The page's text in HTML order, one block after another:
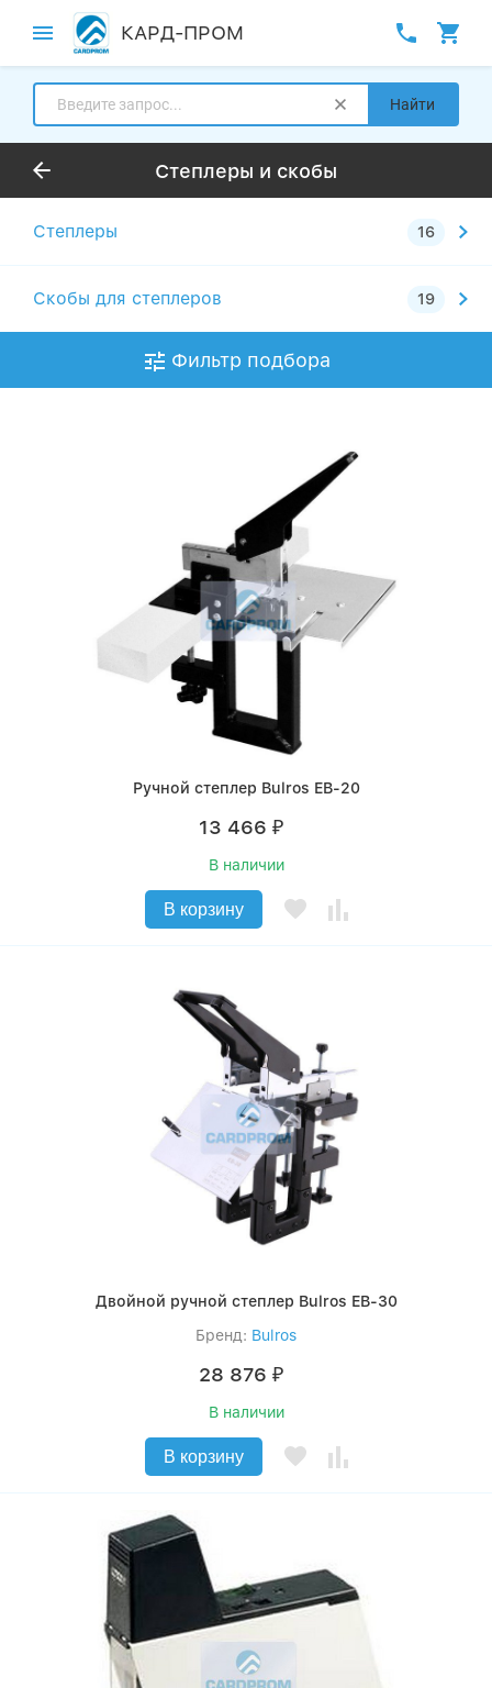
КАРД-ПРОМ
Найти
Степлеры и скобы — страница № 2
Степлеры
Скобы для степлеров
Фильтр подбора
Ручной степлер Bulros EB-20
13 466 ₽
В наличии
В корзину
Двойной ручной степлер Bulros EB-30
Бренд: Bulros
28 876 ₽
В наличии
В корзину